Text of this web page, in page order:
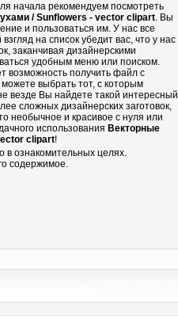
начала рекомендуем посмотреть
/ Sunflowers - vector clipart. Вы
и пользоваться им. У нас все
на список убедит вас, что у нас
заканчивая дизайнерскими
удобным меню или поиском.
возможность получить файл с
выбрать тот, с которым
везде Вы найдете такой интересный
сложных дизайнерских заготовок,
необычное и красивое с нуля или
использования Векторные
clipart!
в ознакомительных целях.
содержимое.